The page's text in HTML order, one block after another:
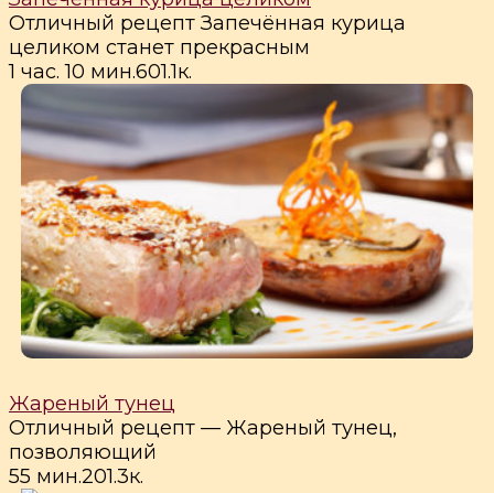
Отличный рецепт Запечённая курица
целиком станет прекрасным
1 час. 10 мин.601.1к.
Жареный тунец
Отличный рецепт — Жареный тунец,
позволяющий
55 мин.201.3к.